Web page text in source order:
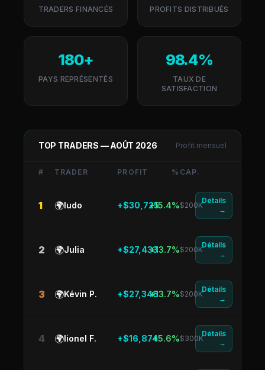
TRADERS FINANCÉS PROFITS DISTRIBUÉS
180+
PAYS REPRÉSENTÉS
98.4%
TAUX DE
SATISFACTION
TOP TRADERS —AOÛT 2026 Profit mensuel
# TRADER PROFIT % CAP.
1 🌍ludo +$30,725+15.4%$200K
Détails
→
2 🌍Julia +$27,433+13.7%$200K
Détails
→
3 🌍Kévin P. +$27,348+13.7%$200K
Détails
→
4 🌍lionel F. +$16,874+5.6%$300K
Détails
→